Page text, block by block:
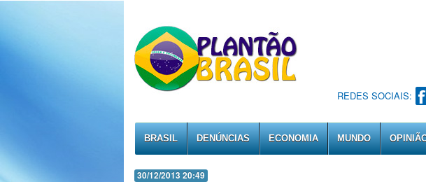
REDES SOCIAIS:
BRASIL DENÚNCIAS ECONOMIA MUNDO
30/12/2013 20:49